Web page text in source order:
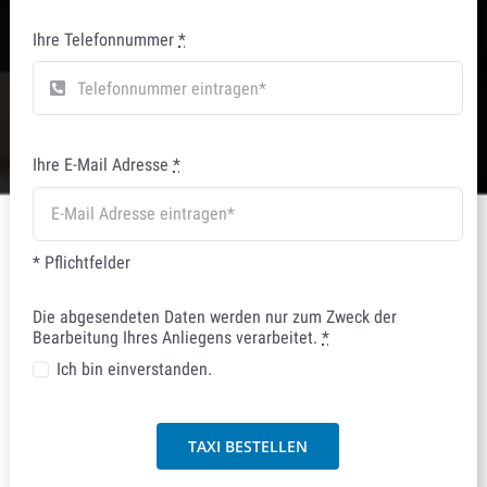
Ihre Telefonnummer*
Ihre E-Mail Adresse*
* Pflichtfelder
Die abgesendeten Daten werden nur zum Zweck der
Bearbeitung Ihres Anliegens verarbeitet.*
Ich bin einverstanden.
TAXI BESTELLEN